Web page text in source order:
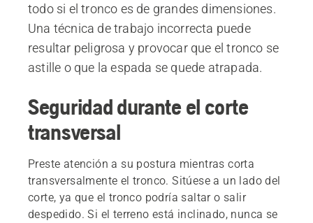
todo si el tronco es de grandes dimensiones.
Una técnica de trabajo incorrecta puede
resultar peligrosa y provocar que el tronco se
astille o que la espada se quede atrapada.
Seguridad durante el corte
transversal
Preste atención a su postura mientras corta
transversalmente el tronco. Sitúese a un lado del
corte, ya que el tronco podría saltar o salir
despedido. Si el terreno está inclinado, nunca se